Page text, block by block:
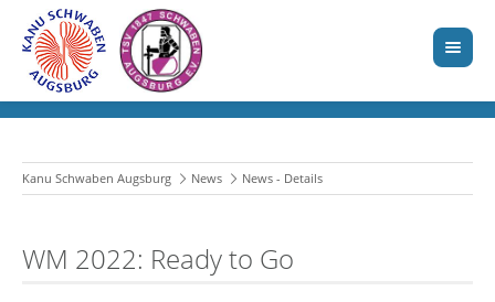
Kanu Schwaben Augsburg News News - Details
WM 2022: Ready to Go